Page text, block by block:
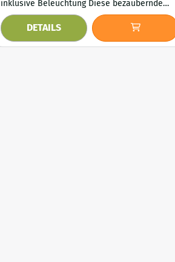
inklusive Beleuchtung Diese bezaubernde
Laterne aus Metall ist ein echter Blickfang,
der in jedem Raum eine warme Atmosphäre
schafft. Das runde Design ist mit zahlreichen
DETAILS